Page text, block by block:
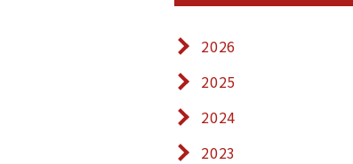
2026
2025
2024
2023